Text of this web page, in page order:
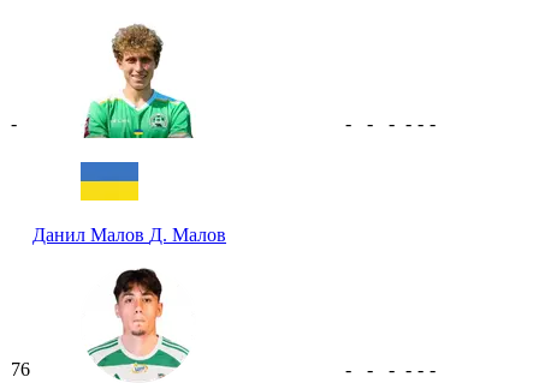
-
Данил Малов Д. Малов
- - - - - -
76 - - - - - -